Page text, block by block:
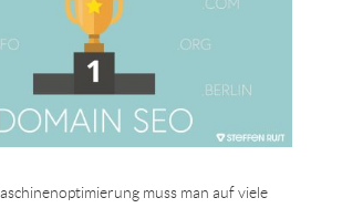
muss man auf viele